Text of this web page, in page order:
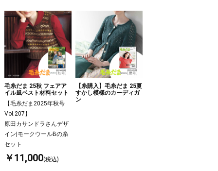
毛糸だま 25秋 フェアア
イル風ベスト材料セット
【毛糸だま2025年秋号
Vol.207】
原田カサンドラさんデザ
イン|モークウールBの糸
セット
￥11,000(税込)
【糸購入】毛糸だま 25夏
すかし模様のカーディガ
ン